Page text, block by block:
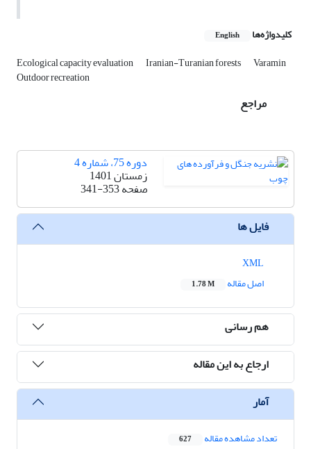
کلیدواژه‌ها English
Ecological capacity evaluation Iranian-Turanian forests Varamin
Outdoor recreation
مراجع
دوره 75، شماره 4
زمستان 1401
صفحه341-353
فایل ها
اصل مقاله
1.78 M
هم رسانی
ارجاع به این مقاله
آمار
تعداد مشاهده مقاله 627